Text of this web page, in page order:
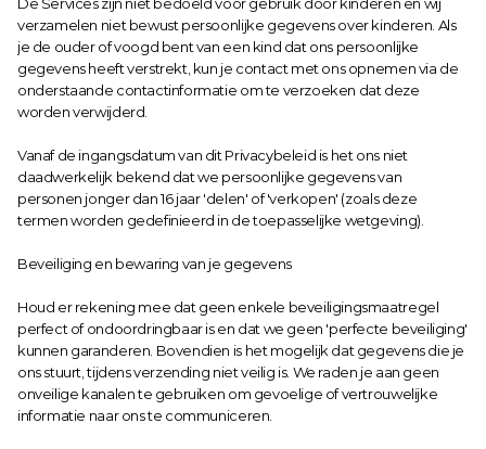
verzamelen niet bewust persoonlijke gegevens over kinderen. Als
je de ouder of voogd bent van een kind dat ons persoonlijke
gegevens heeft verstrekt, kun je contact met ons opnemen via de
onderstaande contactinformatie om te verzoeken dat deze
worden verwijderd.
Vanaf de ingangsdatum van dit Privacybeleid is het ons niet
daadwerkelijk bekend dat we persoonlijke gegevens van
personen jonger dan 16 jaar 'delen' of 'verkopen' (zoals deze
termen worden gedefinieerd in de toepasselijke wetgeving).
Beveiliging en bewaring van je gegevens
Houd er rekening mee dat geen enkele beveiligingsmaatregel
perfect of ondoordringbaar is en dat we geen 'perfecte beveiliging'
kunnen garanderen. Bovendien is het mogelijk dat gegevens die je
ons stuurt, tijdens verzending niet veilig is. We raden je aan geen
onveilige kanalen te gebruiken om gevoelige of vertrouwelijke
informatie naar ons te communiceren.